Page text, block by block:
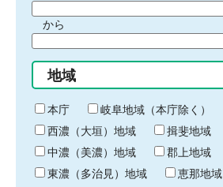
間
始
り
から
間
終
わ
り
地域
本庁
岐阜地域（本庁除く）
西濃（大垣）地域
揖斐地域
中濃（美濃）地域
郡上地域
東濃（多治見）地域
恵那地域